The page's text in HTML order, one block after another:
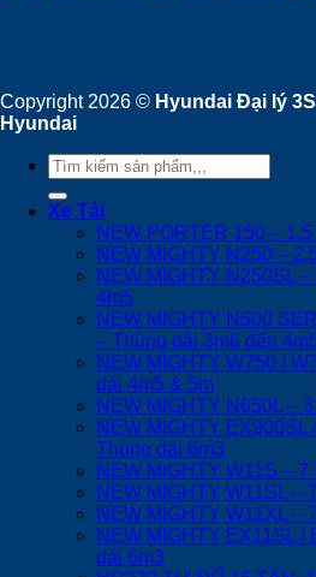
Copyright 2026 © Hyundai Đại lý
Hyundai
Tìm
kiếm:
Xe Tải
NEW PORTER 150 – 1.5
NEW MIGHTY N250 –
NEW MIGHTY N250SL
4m5
NEW MIGHTY N500
– Thùng dài 3m6 đến
NEW MIGHTY W750 /
dài 4m5 & 5m
NEW MIGHTY N650L –
NEW MIGHTY EX900SL
Thùng dài 6m3
NEW MIGHTY W11S –
NEW MIGHTY W11SL –
NEW MIGHTY W11XL –
NEW MIGHTY EX11SL /
dài 6m3